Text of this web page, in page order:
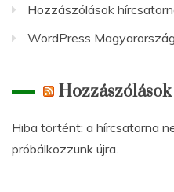
Hozzászólások
WordPress Magyarország
Hiba történt: a hírcsatorna
próbálkozzunk újra.